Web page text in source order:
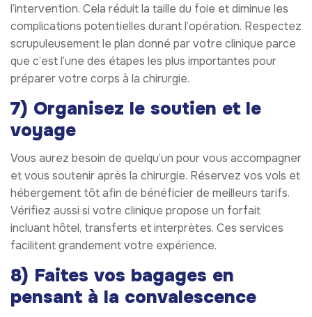
l’intervention. Cela réduit la taille du foie et diminue les
complications potentielles durant l’opération. Respectez
scrupuleusement le plan donné par votre clinique parce
que c’est l’une des étapes les plus importantes pour
préparer votre corps à la chirurgie.
7) Organisez le soutien et le
voyage
Vous aurez besoin de quelqu’un pour vous accompagner
et vous soutenir après la chirurgie. Réservez vos vols et
hébergement tôt afin de bénéficier de meilleurs tarifs.
Vérifiez aussi si votre clinique propose un forfait
incluant hôtel, transferts et interprètes. Ces services
facilitent grandement votre expérience.
8) Faites vos bagages en
pensant à la convalescence